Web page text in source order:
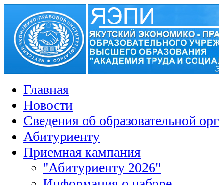
Главная
Новости
Сведения об образовательной
Абитуриенту
Приемная кампания
"Абитуриенту 2026"